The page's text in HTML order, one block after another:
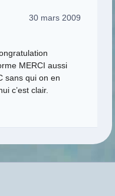
30 mars 2009
MERCI aussi
sans qui on en
c’est clair.